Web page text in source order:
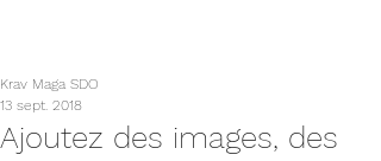
Ajoutez des images, des
Krav Maga SDO
13 sept. 2018